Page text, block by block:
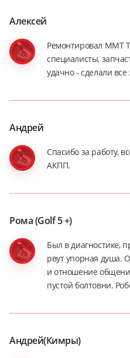
Алексей
Ремонтировал ММТ
специалисты,
удачно - сделали все
Андрей
Спасибо за работу,
АКПП.
Рома (Golf 5 +)
Был в диагностике,
рвут упорная душа.
и отношение
пустой болтовни.
Андрей(Кимры)